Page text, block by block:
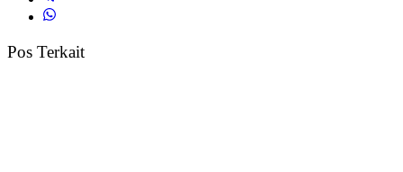
Pos Terkait